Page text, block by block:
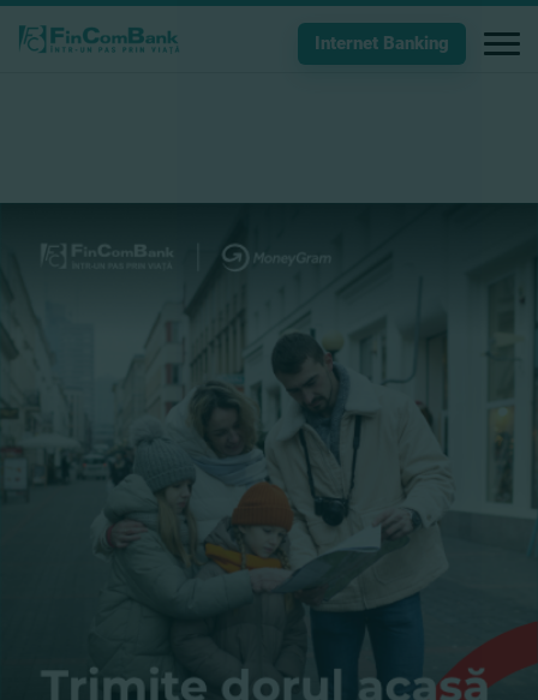
Internet Banking